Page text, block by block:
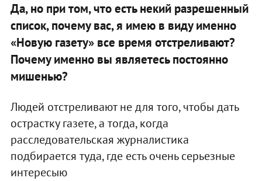
Да, но при том, что есть некий разрешенный
список, почему вас, я имею в виду именно
«Новую газету» все время отстреливают?
Почему именно вы являетесь постоянно
мишенью?
Людей отстреливают не для того, чтобы дать
острастку газете, а тогда, когда
расследовательская журналистика
подбирается туда, где есть очень серьезные
интересыю